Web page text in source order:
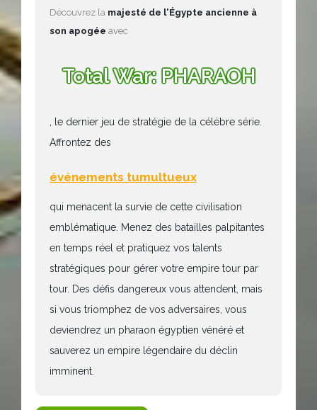
Découvrez la majesté de l'Égypte ancienne à
son apogée avec
Total War: PHARAOH
, le dernier jeu de stratégie de la célèbre série.
Affrontez des
événements tumultueux
qui menacent la survie de cette civilisation
emblématique. Menez des batailles palpitantes
en temps réel et pratiquez vos talents
stratégiques pour gérer votre empire tour par
tour. Des défis dangereux vous attendent, mais
si vous triomphez de vos adversaires, vous
deviendrez un pharaon égyptien vénéré et
sauverez un empire légendaire du déclin
imminent.